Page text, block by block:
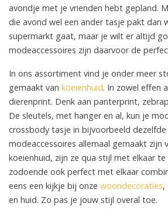
avondje met je vrienden hebt gepland.
die avond wel een ander tasje pakt dan
supermarkt gaat, maar je wilt er altijd
modeaccessoires zijn daarvoor de
In ons assortiment vind je onder meer
gemaakt van koeienhuid. In zowel effen
dierenprint. Denk aan panterprint,
De sleutels, met hanger en al, kun je
crossbody tasje in bijvoorbeeld
modeaccessoires allemaal gemaakt zijn
koeienhuid, zijn ze qua stijl met elkaar te
zodoende ook perfect met elkaar
eens een kijkje bij onze woondecoraties,
en huid. Zo pas je jouw stijl overal toe.